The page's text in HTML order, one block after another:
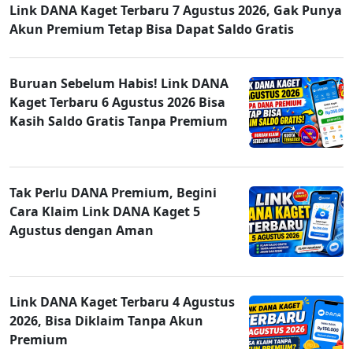
Link DANA Kaget Terbaru 7 Agustus 2026, Gak Punya
Akun Premium Tetap Bisa Dapat Saldo Gratis
Buruan Sebelum Habis! Link DANA
Kaget Terbaru 6 Agustus 2026 Bisa
Kasih Saldo Gratis Tanpa Premium
Tak Perlu DANA Premium, Begini
Cara Klaim Link DANA Kaget 5
Agustus dengan Aman
Link DANA Kaget Terbaru 4 Agustus
2026, Bisa Diklaim Tanpa Akun
Premium